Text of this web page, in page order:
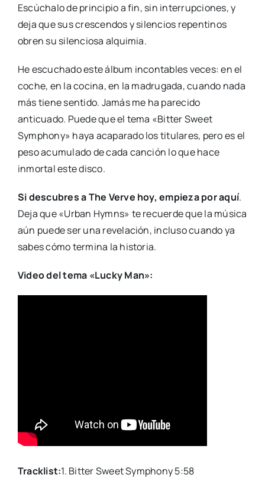
Escúchalo de principio a fin, sin interrupciones, y
deja que sus crescendos y silencios repentinos
obren su silenciosa alquimia.
He escuchado este álbum incontables veces: en el
coche, en la cocina, en la madrugada, cuando nada
más tiene sentido. Jamás me ha parecido
anticuado. Puede que el tema «Bitter Sweet
Symphony» haya acaparado los titulares, pero es el
peso acumulado de cada canción lo que hace
inmortal este disco.
Si descubres a The Verve hoy, empieza por aquí.
Deja que «Urban Hymns» te recuerde que la música
aún puede ser una revelación, incluso cuando ya
sabes cómo termina la historia.
Video del tema «Lucky Man»:
Tracklist:1. Bitter Sweet Symphony5:58